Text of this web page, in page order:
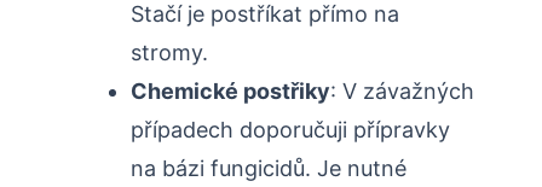
Stačí‍ je postříkat přímo na
stromy.
Chemické postřiky: V závažných
případech doporučuji přípravky
na bázi fungicidů. Je nutné